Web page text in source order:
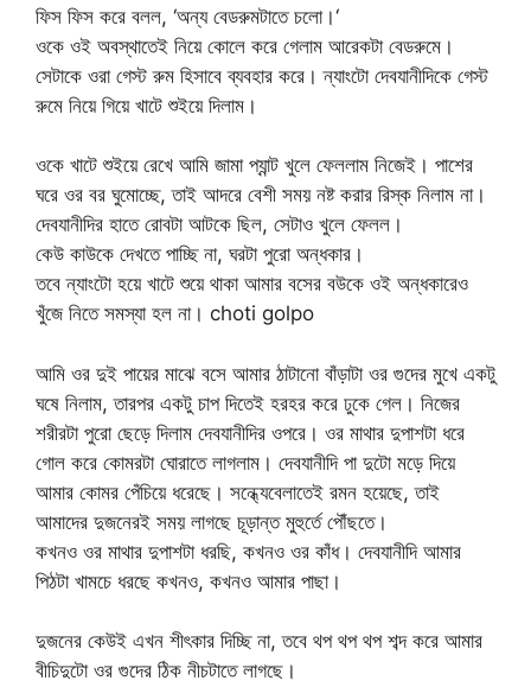
ফিস ফিস করে বলল, ‘অন্য বেডরুমটাতে চলো।‘
ওকে ওই অবস্থাতেই নিয়ে কোলে করে গেলাম আরেকটা বেডরুমে।
সেটাকে ওরা গেস্ট রুম হিসাবে ব্যবহার করে। ন্যাংটো দেবযানীদিকে গেস্ট
রুমে নিয়ে গিয়ে খাটে শুইয়ে দিলাম।
ওকে খাটে শুইয়ে রেখে আমি জামা প্যান্ট খুলে ফেললাম নিজেই। পাশের
ঘরে ওর বর ঘুমোচ্ছে, তাই আদরে বেশী সময় নষ্ট করার রিস্ক নিলাম না।
দেবযানীদির হাতে রোবটা আটকে ছিল, সেটাও খুলে ফেলল।
কেউ কাউকে দেখতে পাচ্ছি না, ঘরটা পুরো অন্ধকার।
তবে ন্যাংটো হয়ে খাটে শুয়ে থাকা আমার বসের বউকে ওই অন্ধকারেও
খুঁজে নিতে সমস্যা হল না। choti golpo
আমি ওর দুই পায়ের মাঝে বসে আমার ঠাটানো বাঁড়াটা ওর গুদের মুখে একটু
ঘষে নিলাম, তারপর একটু চাপ দিতেই হরহর করে ঢুকে গেল। নিজের
শরীরটা পুরো ছেড়ে দিলাম দেবযানীদির ওপরে। ওর মাথার দুপাশটা ধরে
গোল করে কোমরটা ঘোরাতে লাগলাম। দেবযানীদি পা দুটো মড়ে দিয়ে
আমার কোমর পেঁচিয়ে ধরেছে। সন্ধ্যেবেলাতেই রমন হয়েছে, তাই
আমাদের দুজনেরই সময় লাগছে চূড়ান্ত মুহুর্তে পৌঁছতে।
কখনও ওর মাথার দুপাশটা ধরছি, কখনও ওর কাঁধ। দেবযানীদি আমার
পিঠটা খামচে ধরছে কখনও, কখনও আমার পাছা।
দুজনের কেউই এখন শীৎকার দিচ্ছি না, তবে থপ থপ থপ শব্দ করে আমার
বীচিদুটো ওর গুদের ঠিক নীচটাতে লাগছে।